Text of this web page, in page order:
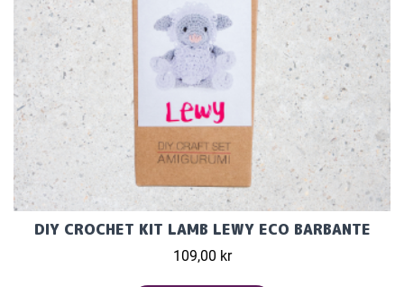
DIY CROCHET KIT LAMB LEWY ECO BARBANTE
109,00 kr